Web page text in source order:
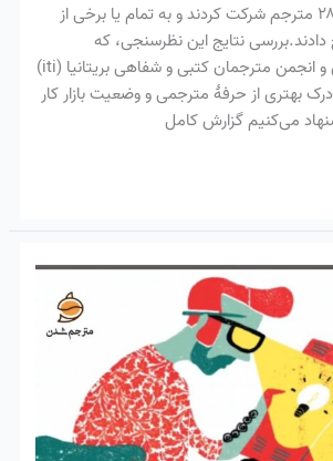
در این نظرسنجی ۲۸۰۰ مترجم شرکت کردند و به تمام یا برخی از
نتایج این نظرسنجی، که
این‌باکس ترنسلیشن و انجمن مترجمان کتبی و شفاهی بریتانیا (iti)
درک بهتری از حرفهٔ مترجمی و وضعیت بازار کار
می‌کنیم گزارش کامل